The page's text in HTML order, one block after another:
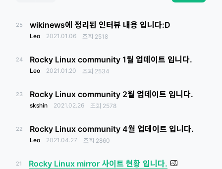
25 wikinews에 정리된 인터뷰 내용 입니다:D
Leo 2021.01.06 조회 2518
24 Rocky Linux community 1월 업데이트 입니다.
Leo 2021.01.20 조회 2534
23 Rocky Linux community 2월 업데이트 입니다.
skshin 2021.02.26 조회 2578
22 Rocky Linux community 4월 업데이트 입니다.
Leo 2021.04.27 조회 2860
21 Rocky Linux mirror 사이트 현황 입니다.